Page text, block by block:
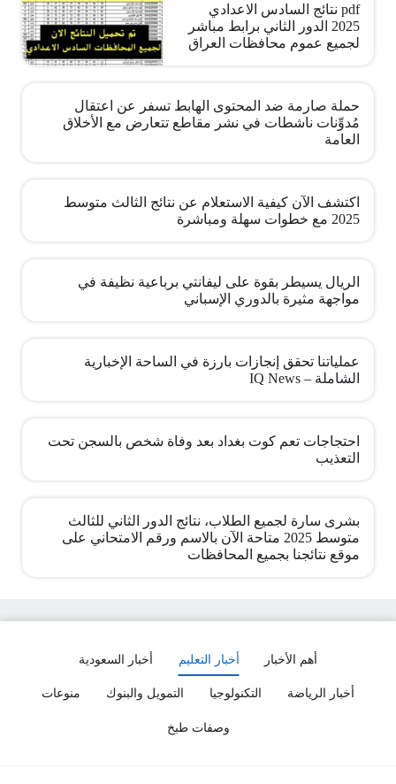
pdf نتائج السادس الاعدادي
2025 الدور الثاني برابط مباشر
لجميع عموم محافظات العراق
حملة صارمة ضد المحتوى الهابط تسفر عن اعتقال
مُدوِّنات ناشطات في نشر مقاطع تتعارض مع الأخلاق
العامة
اكتشف الآن كيفية الاستعلام عن نتائج الثالث متوسط
2025 مع خطوات سهلة ومباشرة
الريال يسيطر بقوة على ليفانتي برباعية نظيفة في
مواجهة مثيرة بالدوري الإسباني
عملياتنا تحقق إنجازات بارزة في الساحة الإخبارية
الشاملة – IQ News
احتجاجات تعم كوت بغداد بعد وفاة شخص بالسجن تحت
التعذيب
بشرى سارة لجميع الطلاب، نتائج الدور الثاني للثالث
متوسط 2025 متاحة الآن بالاسم ورقم الامتحاني على
موقع نتائجنا بجميع المحافظات
أهم الأخبار أخبار التعليم أخبار السعودية
أخبار الرياضة التكنولوجيا التمويل والبنوك منوعات
وصفات طبخ